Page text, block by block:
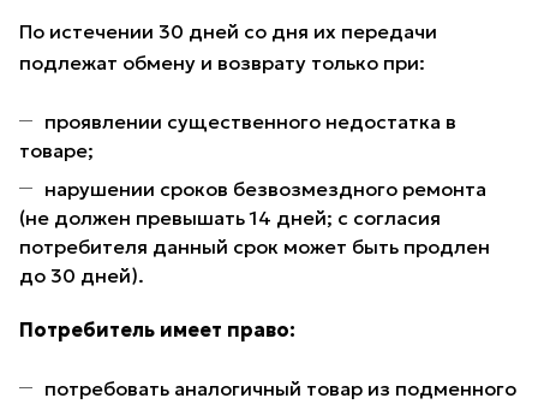
По истечении 30 дней со дня их передачи
подлежат обмену и возврату только при:
проявлении существенного недостатка в
товаре;
нарушении сроков безвозмездного ремонта
(не должен превышать 14 дней; с согласия
потребителя данный срок может быть продлен
до 30 дней).
Потребитель имеет право:
потребовать аналогичный товар из подменного